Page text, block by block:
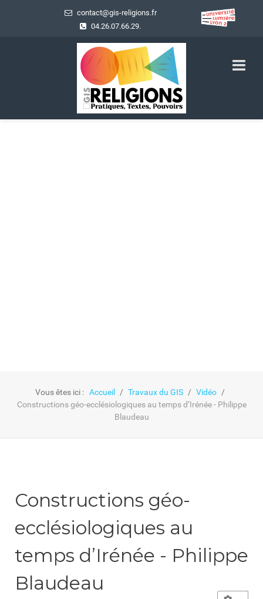
contact@gis-religions.fr
04.26.07.66.29.
Vous êtes ici : Accueil Travaux du GIS
Vidéo
Constructions géo-ecclésiologiques au temps d’Irénée - Philippe
Blaudeau
Constructions géo-
ecclésiologiques au
temps d’Irénée - Philippe
Blaudeau